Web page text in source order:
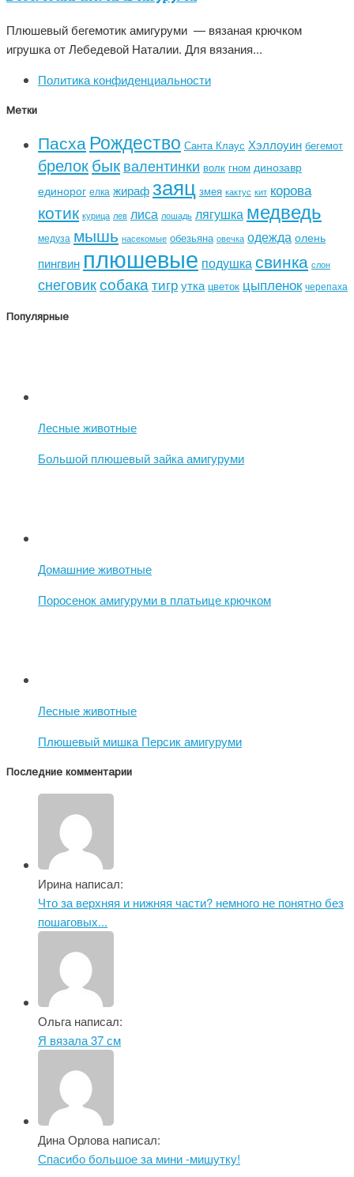
Плюшевый бегемотик амигуруми — вязаная крючком
игрушка от Лебедевой Наталии. Для вязания...
Политика конфиденциальности
Метки
ПасхаРождество Санта Клаус Хэллоуин бегемот
брелокбыквалентинки волк гном динозавр
единорог елка жирафзаяц змея кактус кит корова
котик курица лев лиса лошадь лягушка медведь
медуза мышь насекомые обезьяна овечка одежда олень
пингвин плюшевые подушка свинка слон
снеговиксобака тигрутка цветок цыпленок черепаха
Популярные
Лесные животные
Большой плюшевый зайка амигуруми
Домашние животные
Поросенок амигуруми в платьице крючком
Лесные животные
Плюшевый мишка Персик амигуруми
Последние комментарии
Ирина написал:
Что за верхняя и нижняя части? немного не понятно без
пошаговых...
Ольга написал:
Я вязала 37 см
Дина Орлова написал:
Спасибо большое за мини -мишутку!